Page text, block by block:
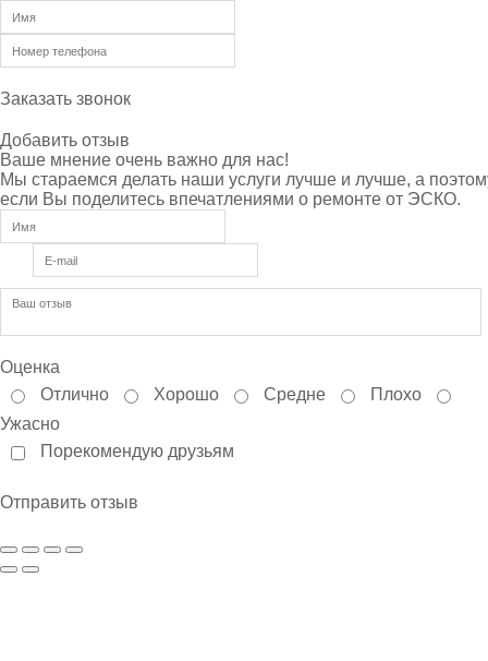
Заказать звонок
Добавить отзыв
Ваше мнение очень важно для нас!
Мы стараемся делать наши услуги лучше и лучше, а
если Вы поделитесь впечатлениями о ремонте от ЭСКО.
Оценка
Отлично
Хорошо Средне
Плохо
Ужасно
Порекомендую друзьям
Отправить отзыв